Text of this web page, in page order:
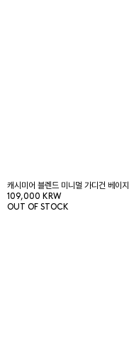
캐시미어 블렌드 미니멀 가디건 베이지
109,000 KRW
OUT OF STOCK